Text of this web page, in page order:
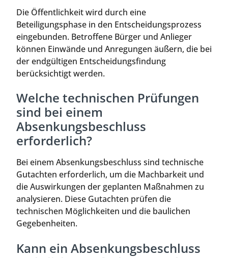
Die Öffentlichkeit wird durch eine
Beteiligungsphase in den Entscheidungsprozess
eingebunden. Betroffene Bürger und Anlieger
können Einwände und Anregungen äußern, die bei
der endgültigen Entscheidungsfindung
berücksichtigt werden.
Welche technischen Prüfungen
sind bei einem
Absenkungsbeschluss
erforderlich?
Bei einem Absenkungsbeschluss sind technische
Gutachten erforderlich, um die Machbarkeit und
die Auswirkungen der geplanten Maßnahmen zu
analysieren. Diese Gutachten prüfen die
technischen Möglichkeiten und die baulichen
Gegebenheiten.
Kann ein Absenkungsbeschluss